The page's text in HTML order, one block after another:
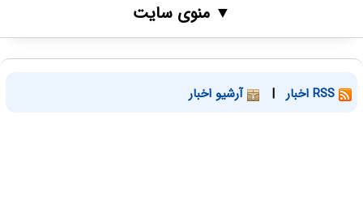
▼ منوی سایت
| آرشیو اخبار